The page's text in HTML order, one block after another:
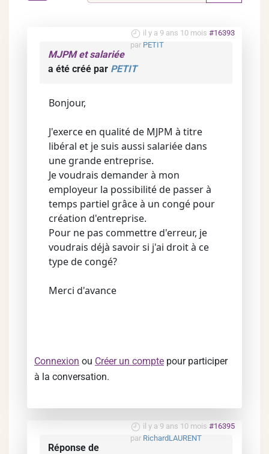
il y a 9 ans 10 mois #16393
par PETIT
MJPM et salariée
a été créé par PETIT
Bonjour,
J'exerce en qualité de MJPM à titre
libéral et je suis aussi salariée dans
une grande entreprise.
Je voudrais demander à mon
employeur la possibilité de passer à
temps partiel grâce à un congé pour
création d'entreprise.
Pour ne pas commettre d'erreur, je
voudrais déjà savoir si j'ai droit à ce
type de congé?
Merci d'avance
Connexion ou Créer un compte pour participer
à la conversation.
il y a 9 ans 10 mois #16395
par RichardLAURENT
Réponse de